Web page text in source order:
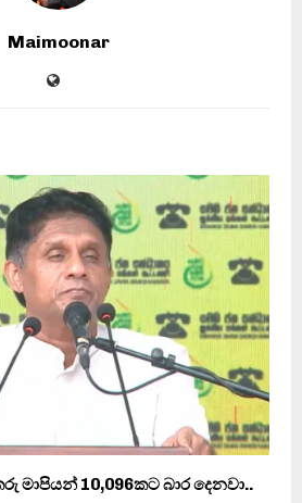
Maimoonar
මාපියන් 10,096කට බාර දෙනවා..